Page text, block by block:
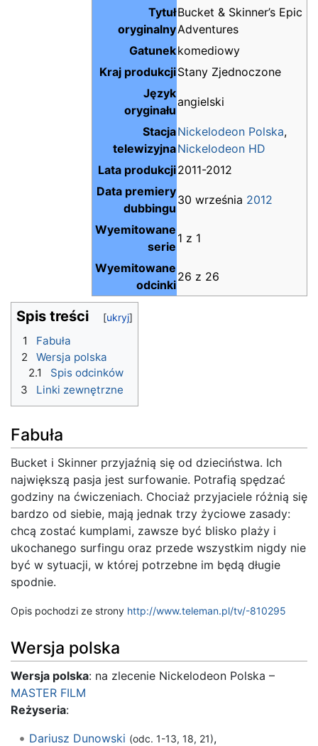
Tytuł
oryginalny
Bucket & Skinner’s Epic
Adventures
Gatunekkomediowy
Kraj produkcjiStany Zjednoczone
Język
oryginału
angielski
Stacja
telewizyjna
Nickelodeon Polska,
Nickelodeon HD
Lata produkcji2011-2012
Data premiery
dubbingu
30 września 2012
Wyemitowane
serie
1 z 1
Wyemitowane
odcinki
26 z 26
Spis treści
1
Fabuła
2
Wersja polska
2.1
Spis odcinków
3
Linki zewnętrzne
Fabuła
Bucket i Skinner przyjaźnią się od dzieciństwa. Ich
największą pasja jest surfowanie. Potrafią spędzać
godziny na ćwiczeniach. Chociaż przyjaciele różnią się
bardzo od siebie, mają jednak trzy życiowe zasady:
chcą zostać kumplami, zawsze być blisko plaży i
ukochanego surfingu oraz przede wszystkim nigdy nie
być w sytuacji, w której potrzebne im będą długie
spodnie.
Opis pochodzi ze strony http://www.teleman.pl/tv/-810295
Wersja polska
Wersja polska: na zlecenie Nickelodeon Polska –
MASTER FILM
Reżyseria:
Dariusz Dunowski (odc. 1-13, 18, 21),